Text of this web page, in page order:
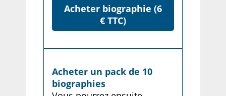
Acheter biographie (6
€ TTC)
Acheter un pack de 10
biographies